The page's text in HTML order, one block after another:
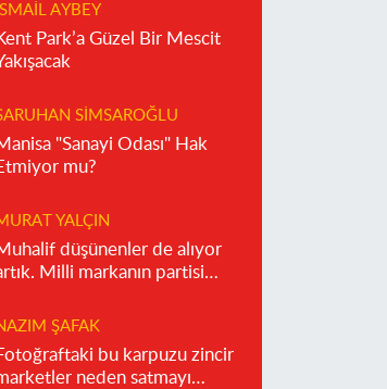
İSMAIL AYBEY
Park’a Güzel Bir Mescit
SIMSAROĞLU
"Sanayi Odası" Hak
mu?
YALÇIN
düşünenler de alıyor
Milli markanın partisi
ŞAFAK
bu karpuzu zincir
neden satmayı